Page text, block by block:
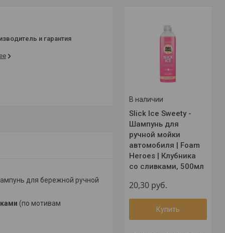
В наличии
Slick Ice Sweety -
Шампунь для
ручной мойки
автомобиля | Foam
Heroes | Клубника
со сливками, 500мл
20,30 руб.
Купить
и гарантия
для бережной ручной
(по мотивам